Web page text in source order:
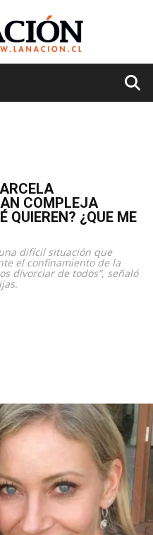
COMPLEJA
QUIEREN? ¿QUE ME
difícil situación que
el confinamiento de la
divorciar de todos”, señaló